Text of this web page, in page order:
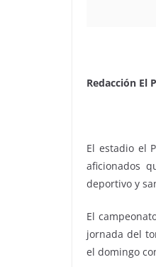
Redacción El
El estadio el
aficionados
deportivo y
El
jornada del
el domingo